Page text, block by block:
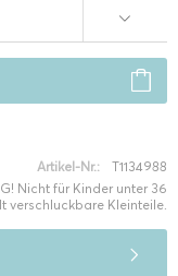
Artikel-Nr.:
T1134988
Nicht für Kinder unter 36
verschluckbare Kleinteile.